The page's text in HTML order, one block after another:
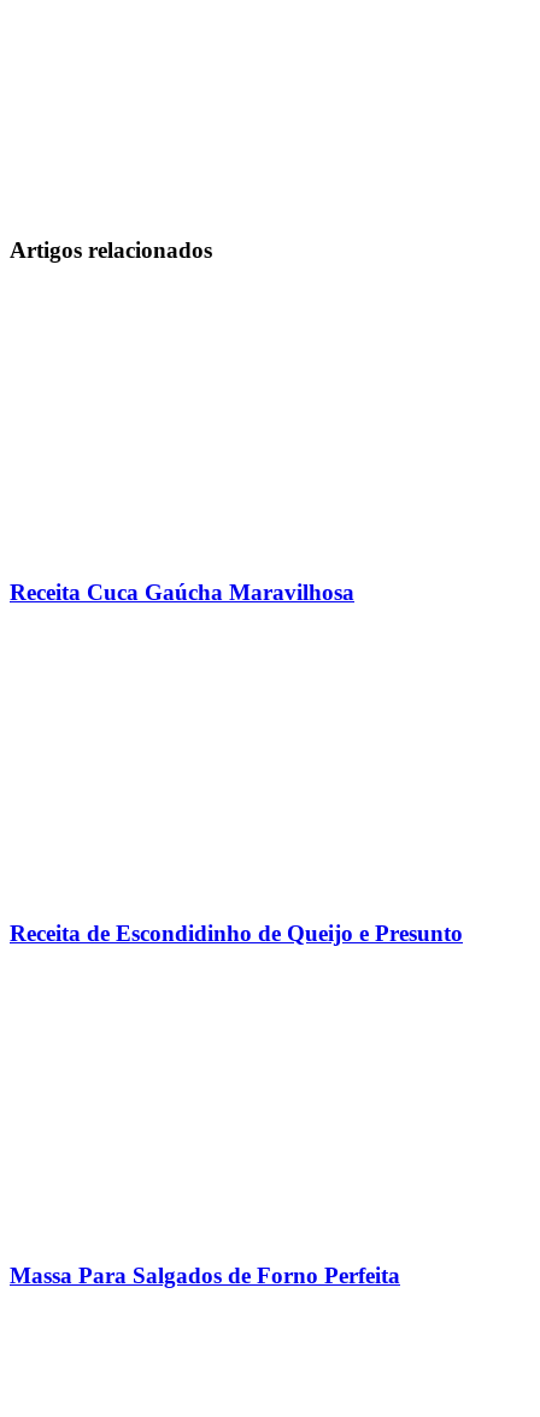
Artigos relacionados
Receita Cuca Gaúcha Maravilhosa
Receita de Escondidinho de Queijo e Presunto
Massa Para Salgados de Forno Perfeita